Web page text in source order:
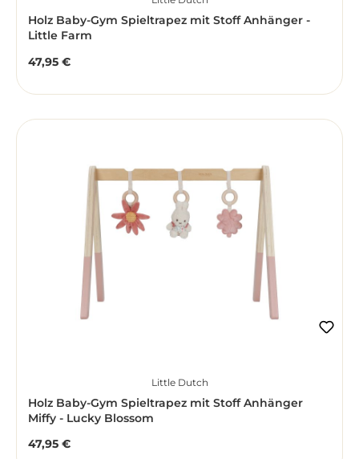
Holz Baby-Gym Spieltrapez mit Stoff Anhänger -
Little Farm
Regulärer Preis:
47,95 €
Little Dutch
Holz Baby-Gym Spieltrapez mit Stoff Anhänger
Miffy - Lucky Blossom
Regulärer Preis:
47,95 €